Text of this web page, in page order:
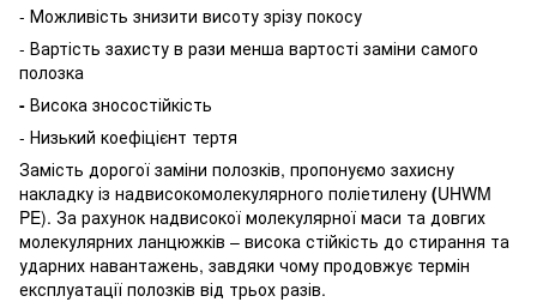
- Можливість знизити висоту зрізу покосу
- Вартість захисту в рази менша вартості заміни самого
полозка
- Висока зносостійкість
- Низький коефіцієнт тертя
Замість дорогої заміни полозків, пропонуємо захисну
накладку із надвисокомолекулярного поліетилену (UHWM
PE). За рахунок надвисокої молекулярної маси та довгих
молекулярних ланцюжків – висока стійкість до стирання та
ударних навантажень, завдяки чому продовжує термін
експлуатації полозків від трьох разів.